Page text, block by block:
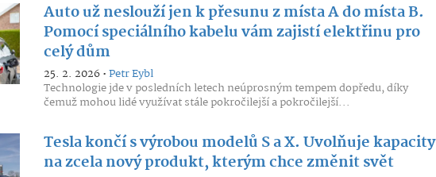
Auto už neslouží jen k přesunu z místa A do místa B.
Pomocí speciálního kabelu vám zajistí elektřinu pro
celý dům
25. 2. 2026 •Petr Eybl
Technologie jde v posledních letech neúprosným tempem dopředu, díky
čemuž mohou lidé využívat stále pokročilejší a pokročilejší...
Tesla končí s výrobou modelů S a X. Uvolňuje kapacity
na zcela nový produkt, kterým chce změnit svět